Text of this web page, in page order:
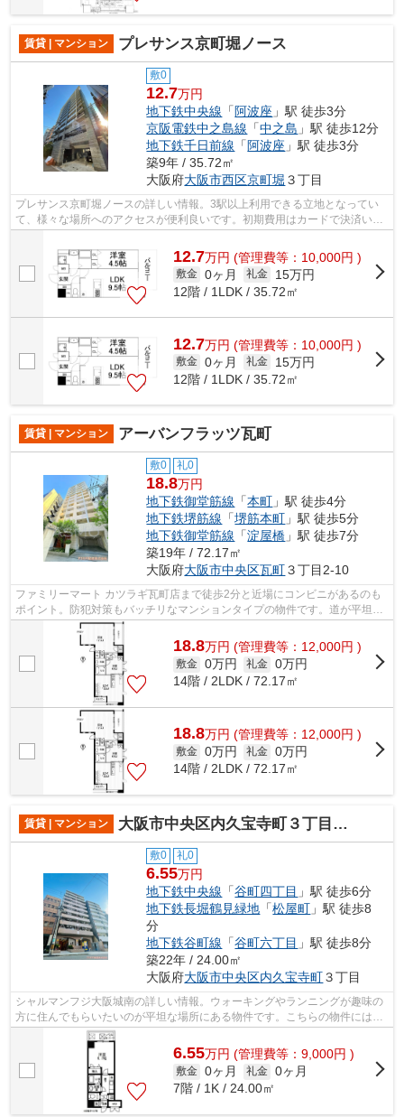
賃貸 | マンション プレサンス京町堀ノース
敷0
12.7万円
地下鉄中央線 「 阿波座 」駅 徒歩3分
京阪電鉄中之島線 「中之島 」駅 徒歩12分
地下鉄千日前線 「 阿波座 」駅 徒歩3分
築9年 / 35.72㎡
大阪府大阪市西区京町堀 ３丁目
プレサンス京町堀ノースの詳しい情報。3駅以上利用できる立地となってい
て、様々な場所へのアクセスが便利良いです。初期費用はカードで決済いた
12.7万円 (管理費等：10,000円 )
敷金 0ヶ月 礼金
15万円
12階 / 1LDK / 35.72㎡
12.7万円 (管理費等：10,000円 )
敷金 0ヶ月 礼金
15万円
12階 / 1LDK / 35.72㎡
賃貸 | マンション アーバンフラッツ瓦町
敷0 礼0
18.8万円
地下鉄御堂筋線 「本町 」駅 徒歩4分
地下鉄堺筋線 「堺筋本町 」駅 徒歩5分
地下鉄御堂筋線 「淀屋橋 」駅 徒歩7分
築19年 / 72.17㎡
大阪府大阪市中央区瓦町３丁目2-10
ファミリーマート カツラギ瓦町店まで徒歩2分と近場にコンビニがあるのも
ポイント。防犯対策もバッチリなマンションタイプの物件です。道が平坦だ
と買い物も快適にできますね。目立つ...
18.8万円 (管理費等：12,000円 )
敷金 0万円 礼金 0万円
14階 / 2LDK / 72.17㎡
18.8万円 (管理費等：12,000円 )
敷金 0万円 礼金 0万円
14階 / 2LDK / 72.17㎡
賃貸 | マンション 大阪市中央区内久宝寺町３丁目のマンション
敷0 礼0
6.55万円
地下鉄中央線 「谷町四丁目 」駅 徒歩6分
地下鉄長堀鶴見緑地 「松屋町 」駅 徒歩8
分
地下鉄谷町線 「谷町六丁目 」駅 徒歩8分
築22年 / 24.00㎡
大阪府大阪市中央区内久宝寺町３丁目
シャルマンフジ大阪城南の詳しい情報。ウォーキングやランニングが趣味の
方に住んでもらいたいのが平坦な場所にある物件です。こちらの物件にはエ
レベーターがあります。お使いいただ...
6.55万円 (管理費等：9,000円 )
敷金 0ヶ月 礼金 0ヶ月
7階 / 1K / 24.00㎡